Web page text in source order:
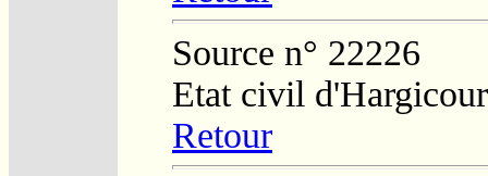
Source n° 22226
Etat civil
Retour